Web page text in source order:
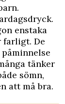
enstaka
farligt. De
tänker
sömn,
att må bra.